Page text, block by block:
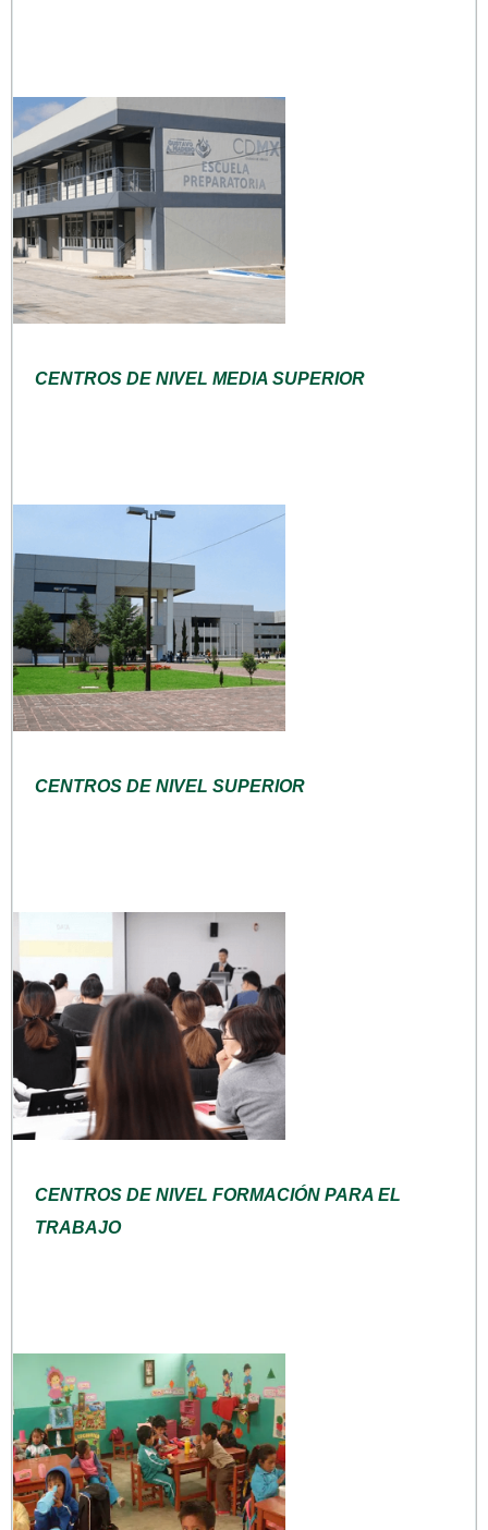
CENTROS DE NIVEL MEDIA SUPERIOR
CENTROS DE NIVEL SUPERIOR
CENTROS DE NIVEL FORMACIÓN PARA EL
TRABAJO